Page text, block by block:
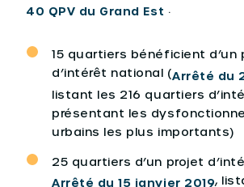
40 QPV du Grand Est .
15 quartiers bénéficient d’un
d’intérêt national (Arrêté du
listant les 216 quartiers
présentant les
urbains les plus importants)
25 quartiers d’un projet
Arrêté du 15 janvier 2019,